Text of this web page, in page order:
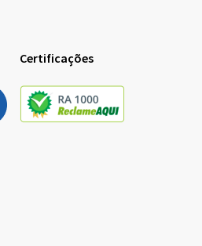
Certificações